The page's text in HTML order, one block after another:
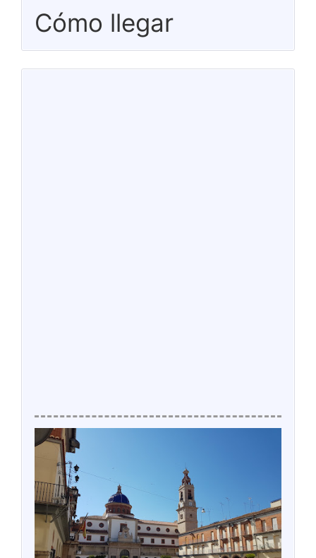
Cómo llegar